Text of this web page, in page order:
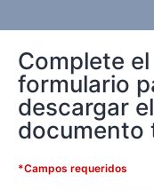
Complete
formulario
descargar el
documento
*Campos requeridos